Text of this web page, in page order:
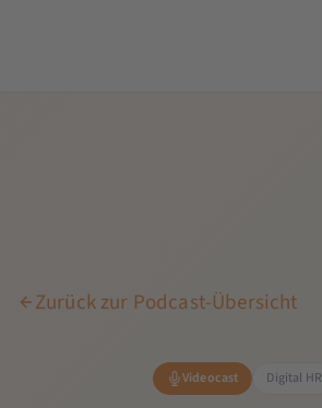
Zurück zur Podcast-Übersicht
Videocast Digital HR